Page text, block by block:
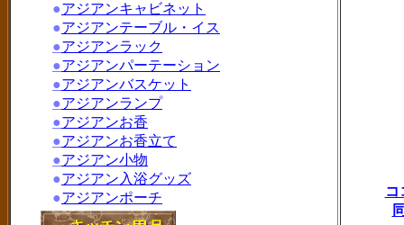
コ
●アジアンキャビネット
●アジアンテーブル・イス
●アジアンラック
●アジアンパーテーション
●アジアンバスケット
●アジアンランプ
●アジアンお香
●アジアンお香立て
●アジアン小物
●アジアン入浴グッズ
●アジアンポーチ